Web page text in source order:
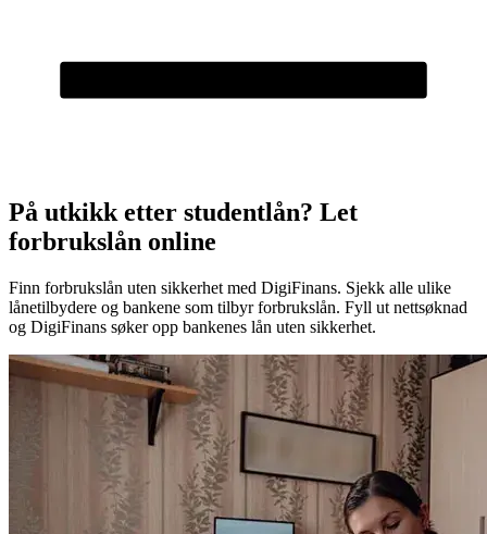
På utkikk etter studentlån? Let
forbrukslån online
Finn forbrukslån uten sikkerhet med DigiFinans. Sjekk alle ulike
lånetilbydere og bankene som tilbyr forbrukslån. Fyll ut nettsøknad
og DigiFinans søker opp bankenes lån uten sikkerhet.